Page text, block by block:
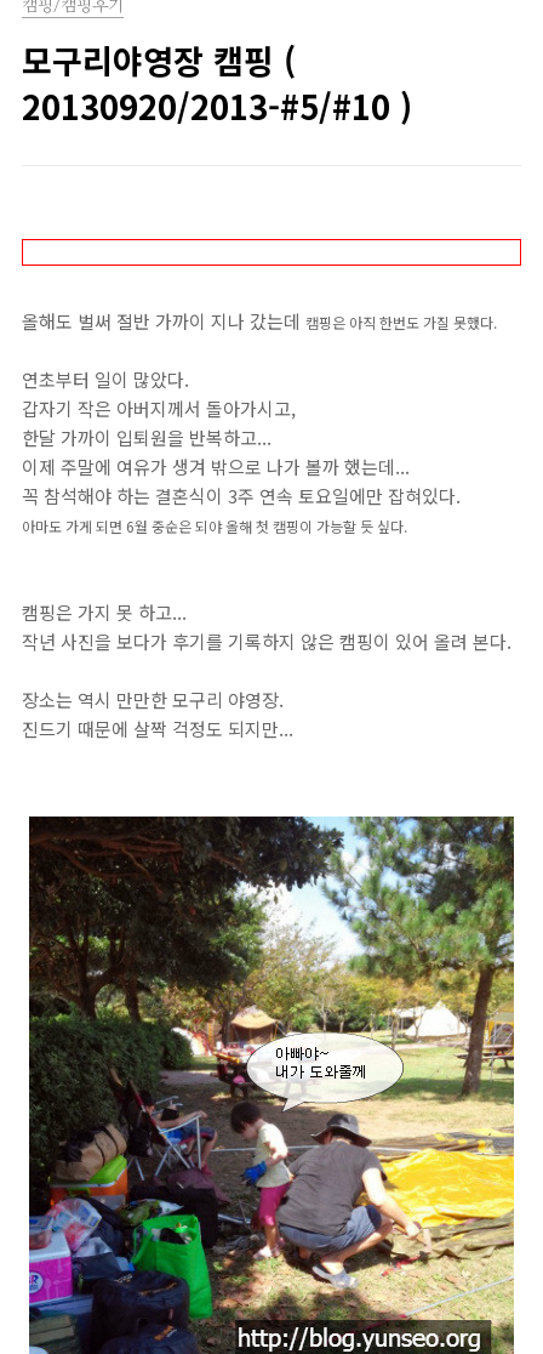
캠핑/캠핑후기
모구리야영장 캠핑 (
20130920/2013-#5/#10 )
올해도 벌써 절반 가까이 지나 갔는데 캠핑은 아직 한번도 가질 못했다.
연초부터 일이 많았다.
갑자기 작은 아버지께서 돌아가시고,
한달 가까이 입퇴원을 반복하고...
이제 주말에 여유가 생겨 밖으로 나가 볼까 했는데...
꼭 참석해야 하는 결혼식이 3주 연속 토요일에만 잡혀있다.
아마도 가게 되면 6월 중순은 되야 올해 첫 캠핑이 가능할 듯 싶다.
캠핑은 가지 못 하고...
작년 사진을 보다가 후기를 기록하지 않은 캠핑이 있어 올려 본다.
장소는 역시 만만한 모구리 야영장.
진드기 때문에 살짝 걱정도 되지만...